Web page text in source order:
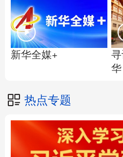
新华全媒+
华
热点专题